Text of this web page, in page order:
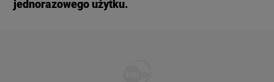
jednorazowego użytku.